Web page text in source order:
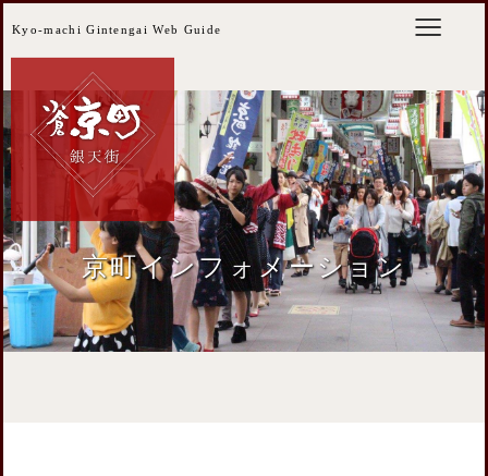
Kyo-machi Gintengai Web Guide
京町インフォメーション